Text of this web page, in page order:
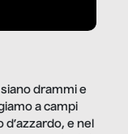
drammi e
a campi
e nel